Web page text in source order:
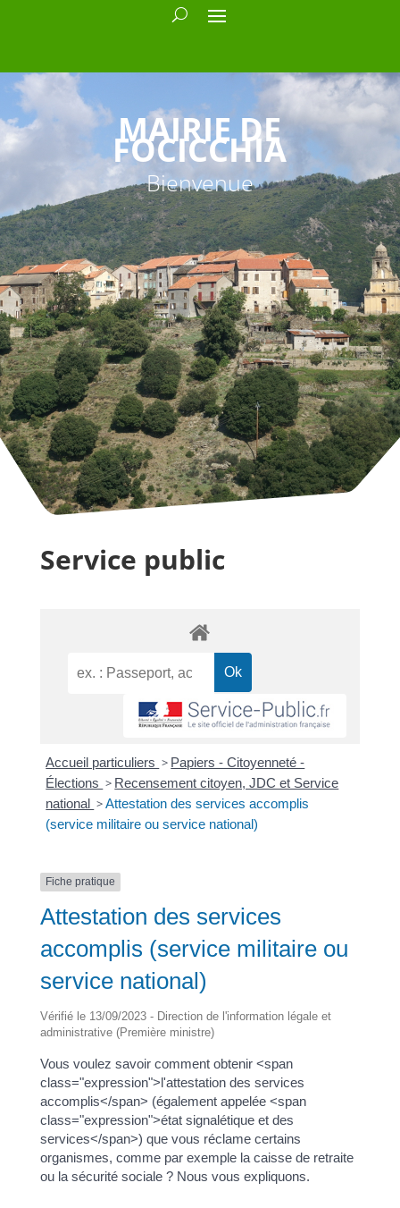
MAIRIE DE
FOCICCHIA
Bienvenue
Service public
Accueil particuliers > Papiers - Citoyenneté -
Élections > Recensement citoyen, JDC et Service
national >Attestation des services accomplis
(service militaire ou service national)
Fiche pratique
Attestation des services
accomplis (service militaire ou
service national)
Vérifié le 13/09/2023 - Direction de l'information légale et
administrative (Première ministre)
Vous voulez savoir comment obtenir <span
class="expression">l'attestation des services
accomplis</span> (également appelée <span
class="expression">état signalétique et des
services</span>) que vous réclame certains
organismes, comme par exemple la caisse de retraite
ou la sécurité sociale ? Nous vous expliquons.